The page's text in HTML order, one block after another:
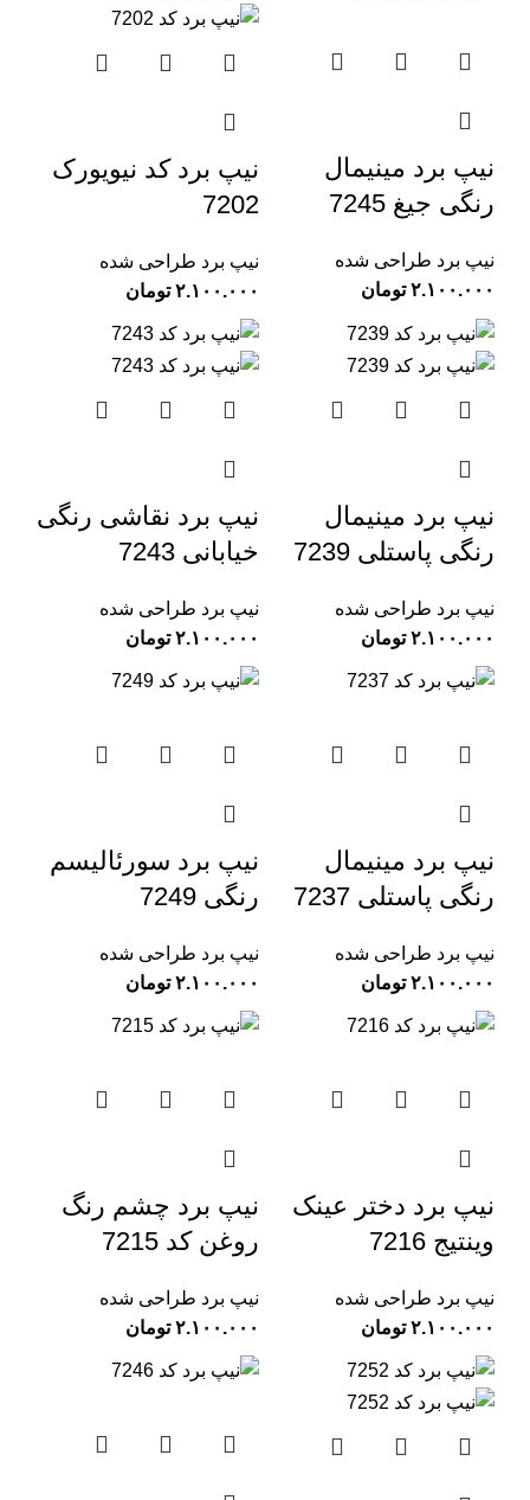
نیپ برد مینیمال
رنگی جیغ 7245
نیپ برد طراحی شده
تومان
نیپ برد کد نیویورک
7202
نیپ برد طراحی شده
تومان
نیپ برد مینیمال
رنگی پاستلی 7239
نیپ برد طراحی شده
تومان
نیپ برد نقاشی رنگی
خیابانی 7243
نیپ برد طراحی شده
تومان
نیپ برد مینیمال
رنگی پاستلی 7237
نیپ برد طراحی شده
تومان
نیپ برد سورئالیسم
رنگی 7249
نیپ برد طراحی شده
تومان
نیپ برد دختر عینک
وینتیج 7216
نیپ برد طراحی شده
تومان
نیپ برد چشم رنگ
روغن کد 7215
نیپ برد طراحی شده
تومان